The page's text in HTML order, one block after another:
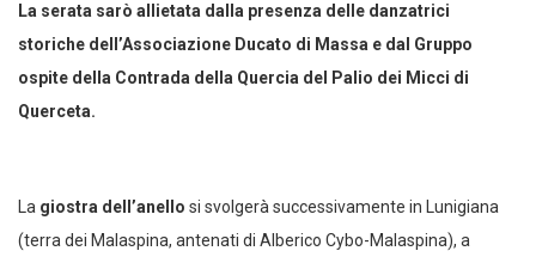
La serata sarò allietata dalla presenza delle danzatrici
storiche dell’Associazione Ducato di Massa e dal Gruppo
ospite della Contrada della Quercia del Palio dei Micci di
Querceta.
La giostra dell’anello si svolgerà successivamente in Lunigiana
(terra dei Malaspina, antenati di Alberico Cybo-Malaspina), a